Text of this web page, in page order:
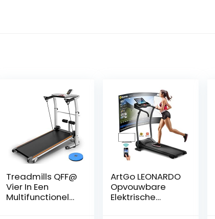
Treadmills QFF@
Vier In Een
Multifunctionele
ArtGo LEONARDO
Opvouwbare
Elektrische